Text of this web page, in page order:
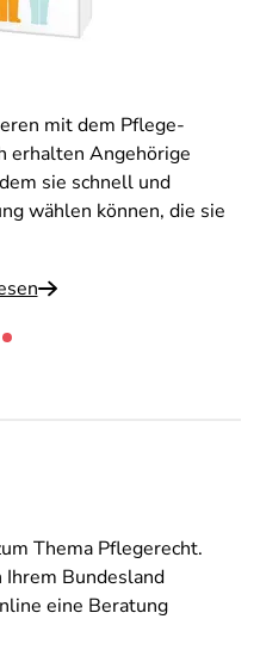
mit dem Pflege-
erhalten Angehörige
sie schnell und
wählen können, die sie
Thema Pflegerecht.
Ihrem Bundesland
eine Beratung